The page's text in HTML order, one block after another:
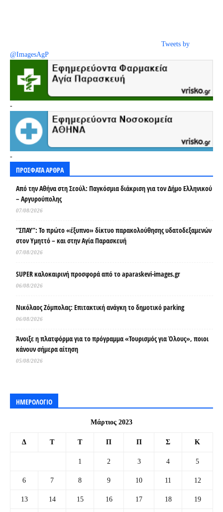
Tweets by
@ImagesAgP
-
-
ΠΡΟΣΦΑΤΑ ΑΡΘΡΑ
Από την Αθήνα στη Σεούλ: Παγκόσμια διάκριση για τον Δήμο Ελληνικού
– Αργυρούπολης
07/08/2026
“ΣΠΑΥ”: Το πρώτο «έξυπνο» δίκτυο παρακολούθησης υδατοδεξαμενών
στον Υμηττό – και στην Αγία Παρασκευή
07/08/2026
SUPER καλοκαιρινή προσφορά από το aparaskevi-images.gr
06/08/2026
Νικόλαος Ζόμπολας: Επιτακτική ανάγκη το δημοτικό parking
06/08/2026
Άνοιξε η πλατφόρμα για το πρόγραμμα «Τουρισμός για Όλους», ποιοι
κάνουν σήμερα αίτηση
05/08/2026
ΗΜΕΡΟΛΟΓΙΟ
Μάρτιος 2023
Δ Τ Τ Π Π Σ Κ
1 2 3 4 5
6 7 8 9 10 11 12
13 14 15 16 17 18 19